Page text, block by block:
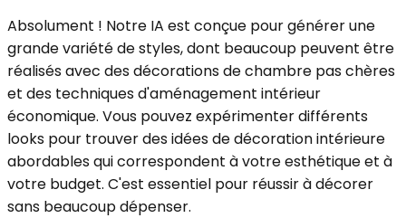
Absolument ! Notre IA est conçue pour générer une
grande variété de styles, dont beaucoup peuvent être
réalisés avec des décorations de chambre pas chères
et des techniques d'aménagement intérieur
économique. Vous pouvez expérimenter différents
looks pour trouver des idées de décoration intérieure
abordables qui correspondent à votre esthétique et à
votre budget. C'est essentiel pour réussir à décorer
sans beaucoup dépenser.